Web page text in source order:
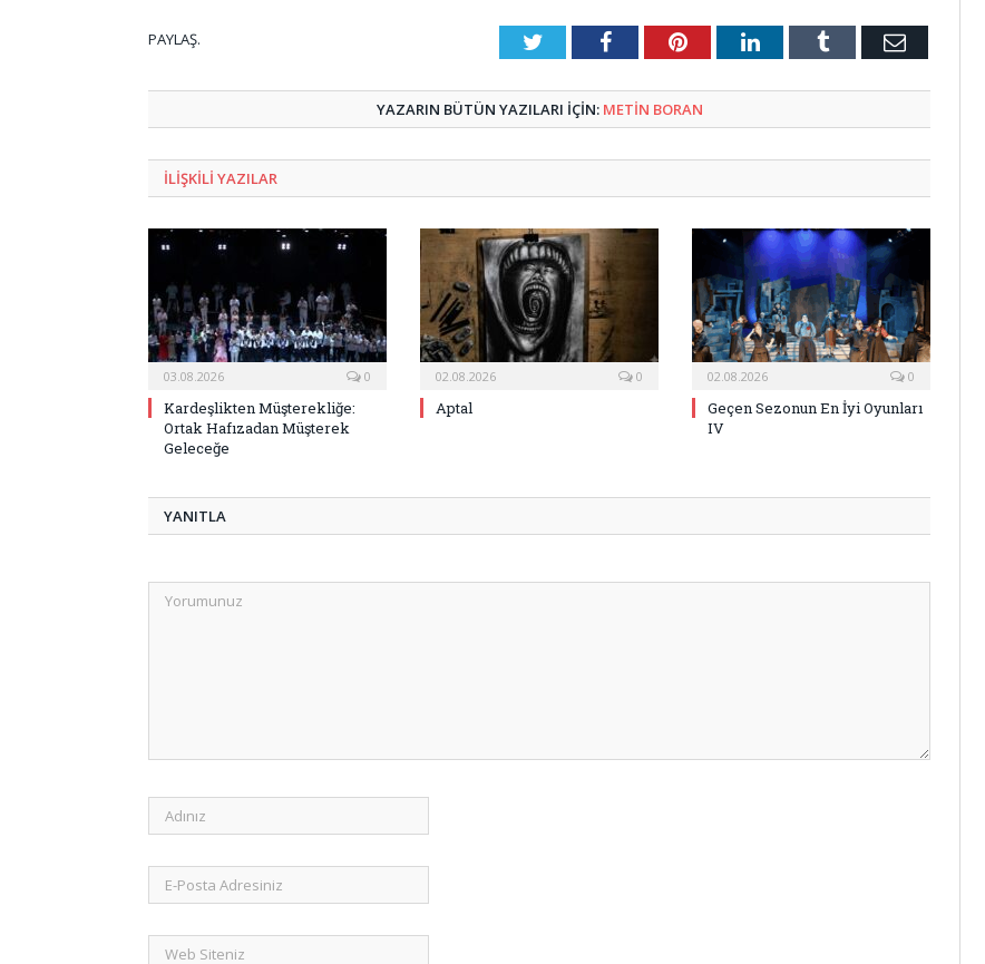
PAYLAŞ. TwitterFacebookPinterestLinkedInTumblr E-
YAZARIN BÜTÜN YAZILARI IÇIN: METIN BORAN
ILIŞKILI YAZILAR
03.08.2026 0
Kardeşlikten Müşterekliğe:
Ortak Hafızadan Müşterek
Geleceğe
02.08.2026 0
Aptal
02.08.2026 0
Geçen Sezonun En İyi Oyunları
IV
YANITLA